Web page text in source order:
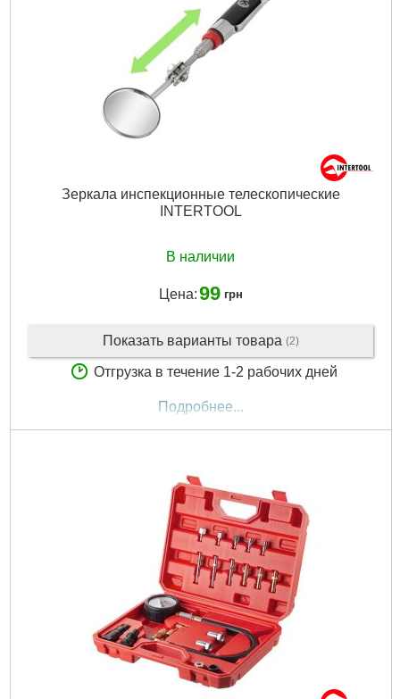
Зеркала инспекционные телескопические
INTERTOOL
В наличии
Цена:99 грн
Показать варианты товара (2)
Отгрузка в течение 1-2 рабочих дней
Подробнее...